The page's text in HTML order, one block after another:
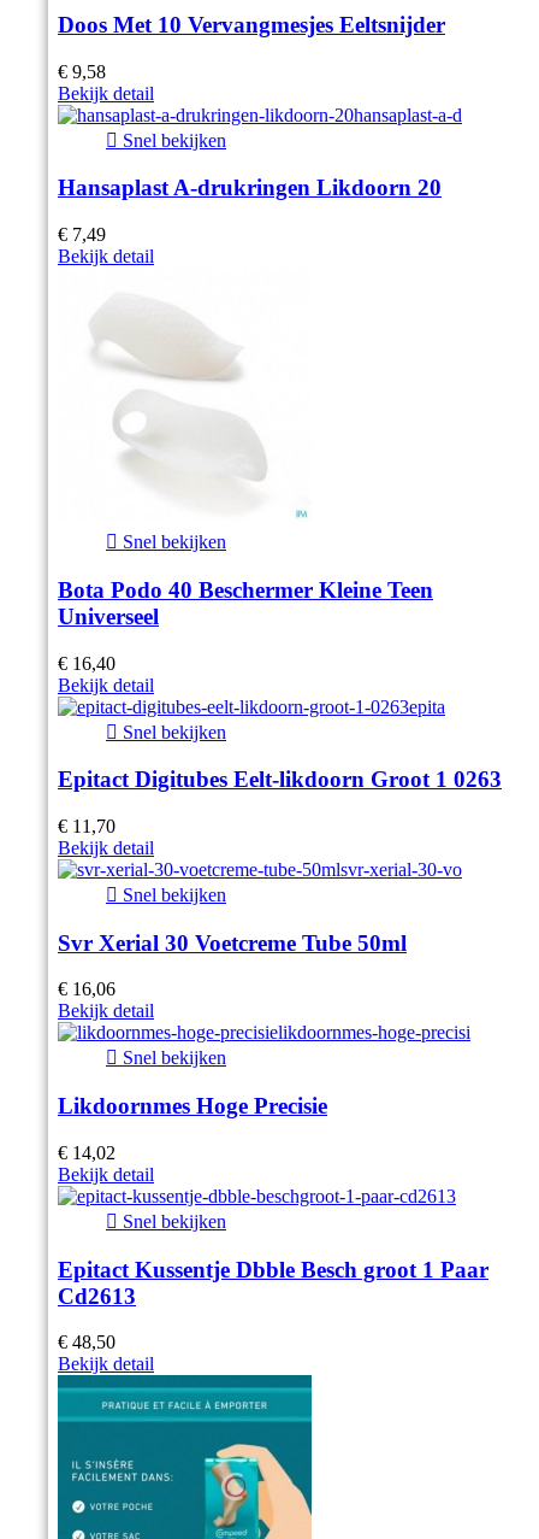
Doos Met 10 Vervangmesjes Eeltsnijder
€ 9,58
Bekijk detail
 Snel bekijken
Hansaplast A-drukringen Likdoorn 20
€ 7,49
Bekijk detail
 Snel bekijken
Bota Podo 40 Beschermer Kleine Teen
Universeel
€ 16,40
Bekijk detail
 Snel bekijken
Epitact Digitubes Eelt-likdoorn Groot 1 0263
€ 11,70
Bekijk detail
 Snel bekijken
Svr Xerial 30 Voetcreme Tube 50ml
€ 16,06
Bekijk detail
 Snel bekijken
Likdoornmes Hoge Precisie
€ 14,02
Bekijk detail
 Snel bekijken
Epitact Kussentje Dbble Besch groot 1 Paar
Cd2613
€ 48,50
Bekijk detail